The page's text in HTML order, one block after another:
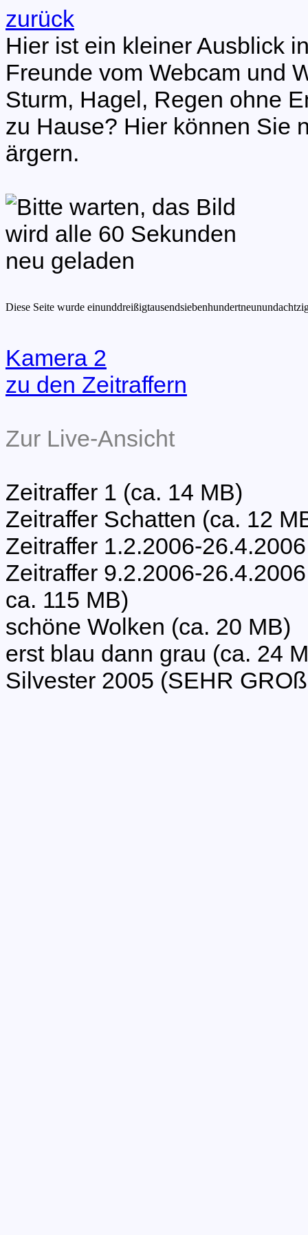
zurück
Hier ist ein kleiner Ausblick
Freunde vom Webcam und
Sturm, Hagel, Regen ohne
zu Hause? Hier können Sie
ärgern.
Kamera 2
zu den Zeitraffern
Zur Live-Ansicht
Zeitraffer 1 (ca. 14 MB)
Zeitraffer Schatten (ca. 12
Zeitraffer 1.2.2006-
Zeitraffer 9.2.2006-
ca. 115 MB)
schöne Wolken (ca. 20 MB)
erst blau dann grau (ca. 24
Silvester 2005 (SEHR